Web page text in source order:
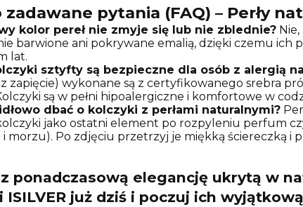
zadawane pytania (FAQ) – Perły
kolor pereł nie zmyje się lub nie zblednie?
barwione ani pokrywane emalią, dzięki czemu ich
lat.
sztyfty są bezpieczne dla osób z alergią
zapięcie) wykonane są z certyfikowanego srebra
są w pełni hipoalergiczne i komfortowe w
dbać o kolczyki z perłami naturalnymi?
jako ostatni element po rozpyleniu perfum
i morzu). Po zdjęciu przetrzyj je miękką ściereczką i
ponadczasową elegancję ukrytą w
ISILVER już dziś i poczuj ich